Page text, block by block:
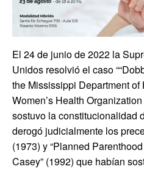
El 24 de junio de 2022 la
Unidos resolvió el caso
the Mississippi Department of
Women’s Health
sostuvo la constitucionalidad
derogó judicialmente los
(1973) y “Planned
Casey” (1992) que habían